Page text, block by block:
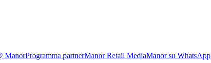
ManorProgramma partnerManor Retail MediaManor su WhatsApp